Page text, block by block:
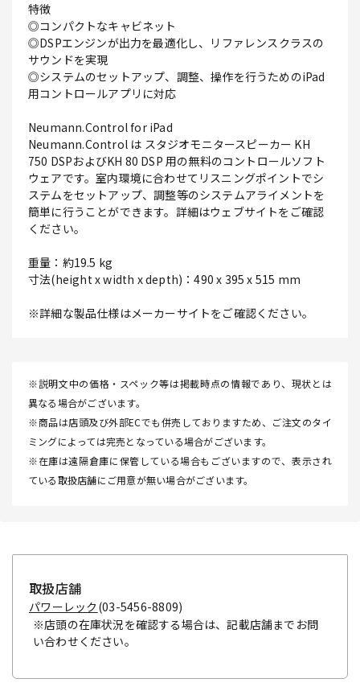
特徴
◎コンパクトなキャビネット
◎DSPエンジンが出力を最適化し、リファレンスクラスの
サウンドを実現
◎システムのセットアップ、調整、操作を行うためのiPad
用コントロールアプリに対応
Neumann.Control for iPad
Neumann.Control は スタジオモニタースピーカー KH
750 DSPおよびKH 80 DSP 用の無料のコントロールソフト
ウェアです。室内環境に合わせてリスニングポイントでシ
ステムをセットアップ、調整等のシステムアライメントを
簡単に行うことができます。詳細はウェブサイトをご確認
ください。
重量：約19.5 kg
寸法(height x width x depth)：490 x 395 x 515 mm
※詳細な製品仕様はメーカーサイトをご確認ください。
※説明文中の価格・スペック等は掲載時点の情報であり、現状とは
異なる場合がございます。
※商品は店頭及び外部ECでも併売しておりますため、ご注文のタイ
ミングによっては完売となっている場合がございます。
※在庫は遠隔倉庫に保管している場合もございますので、表示され
ている取扱店舗にご用意が無い場合がございます。
取扱店舗
パワーレック (03-5456-8809)
※店頭の在庫状況を確認する場合は、記載店舗までお問
い合わせください。